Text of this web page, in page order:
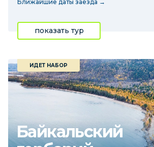
Ближайшие даты заезда →
показать тур
Байкальский
ИДЕТ НАБОР